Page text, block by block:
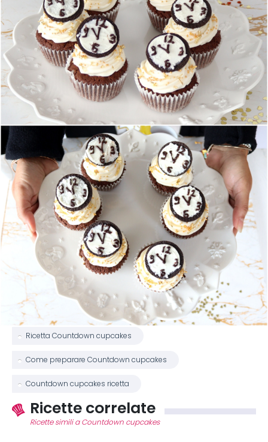
Ricetta Countdown cupcakes
Come preparare Countdown cupcakes
Countdown cupcakes ricetta
Ricette correlate
Ricette simili a Countdown cupcakes